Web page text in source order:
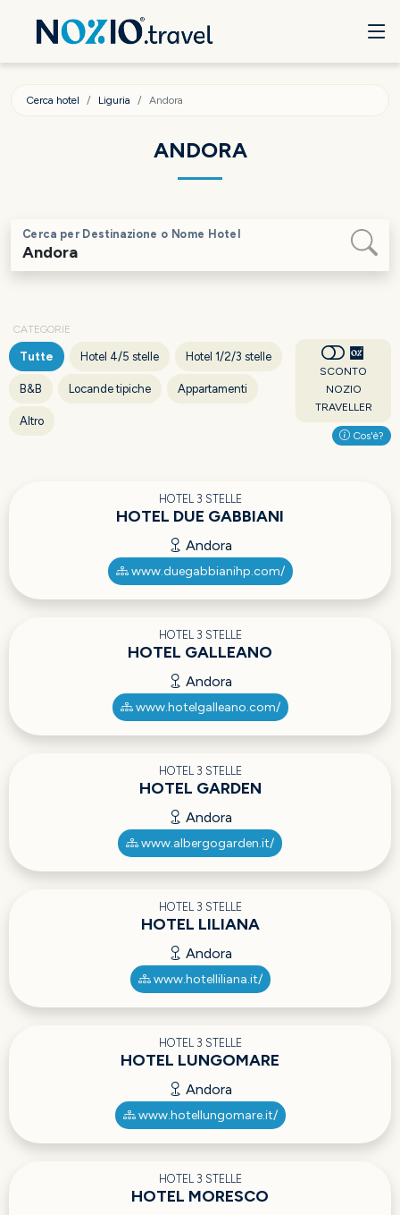
Cerca hotel Liguria Andora
ANDORA
Cerca per Destinazione o Nome Hotel
CATEGORIE
Tutte Hotel 4/5 stelle Hotel 1/2/3 stelle
B&B Locande tipiche Appartamenti
Altro
SCONTO
NOZIO
TRAVELLER
Cos'è?
HOTEL 3 STELLE
HOTEL DUE GABBIANI
Andora
www.duegabbianihp.com/
HOTEL 3 STELLE
HOTEL GALLEANO
Andora
www.hotelgalleano.com/
HOTEL 3 STELLE
HOTEL GARDEN
Andora
www.albergogarden.it/
HOTEL 3 STELLE
HOTEL LILIANA
Andora
www.hotelliliana.it/
HOTEL 3 STELLE
HOTEL LUNGOMARE
Andora
www.hotellungomare.it/
HOTEL 3 STELLE
HOTEL MORESCO